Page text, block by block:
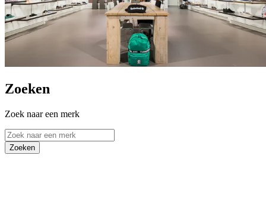
Zoeken
Zoek naar een merk
Zoeken